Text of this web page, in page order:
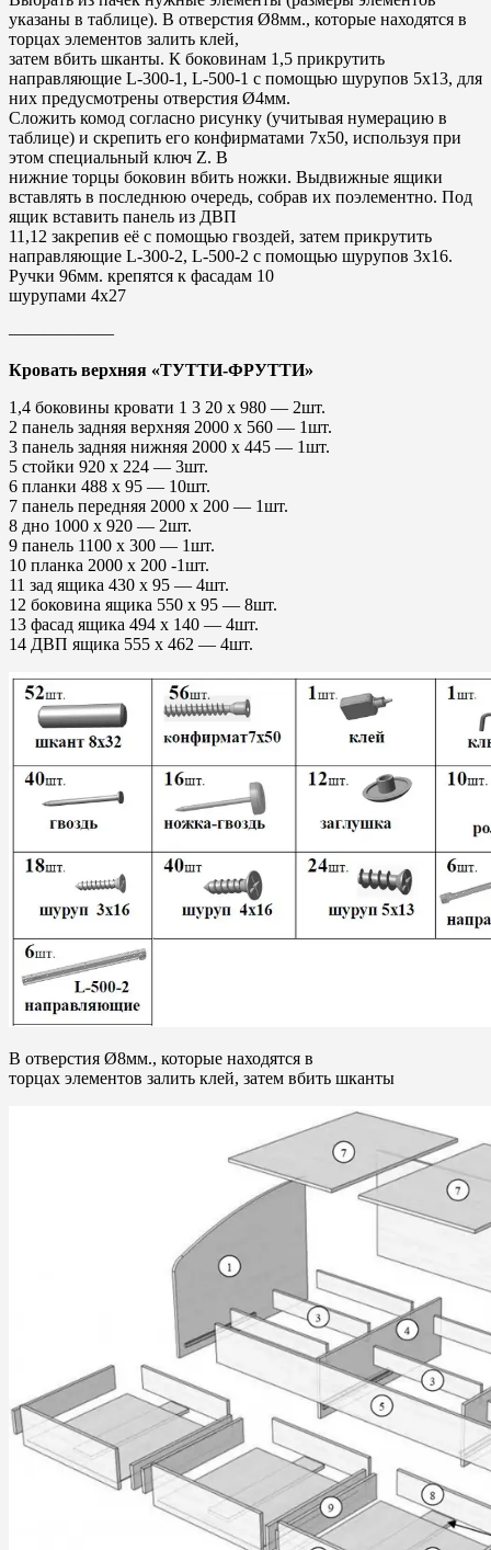
указаны в таблице). В отверстия Ø8мм., которые находятся в
торцах элементов залить клей,
затем вбить шканты. К боковинам 1,5 прикрутить
направляющие L-300-1, L-500-1 с помощью шурупов 5х13, для
них предусмотрены отверстия Ø4мм.
Сложить комод согласно рисунку (учитывая нумерацию в
таблице) и скрепить его конфирматами 7х50, используя при
этом специальный ключ Z. В
нижние торцы боковин вбить ножки. Выдвижные ящики
вставлять в последнюю очередь, собрав их поэлементно. Под
ящик вставить панель из ДВП
11,12 закрепив её с помощью гвоздей, затем прикрутить
направляющие L-300-2, L-500-2 с помощью шурупов 3х16.
Ручки 96мм. крепятся к фасадам 10
шурупами 4х27
——————
Кровать верхняя «ТУТТИ-ФРУТТИ»
1,4 боковины кровати 1 3 20 х 980 — 2шт.
2 панель задняя верхняя 2000 х 560 — 1шт.
3 панель задняя нижняя 2000 х 445 — 1шт.
5 стойки 920 х 224 — 3шт.
6 планки 488 х 95 — 10шт.
7 панель передняя 2000 х 200 — 1шт.
8 дно 1000 х 920 — 2шт.
9 панель 1100 х 300 — 1шт.
10 планка 2000 х 200 -1шт.
11 зад ящика 430 х 95 — 4шт.
12 боковина ящика 550 х 95 — 8шт.
13 фасад ящика 494 х 140 — 4шт.
14 ДВП ящика 555 х 462 — 4шт.
В отверстия Ø8мм., которые находятся в
торцах элементов залить клей, затем вбить шканты